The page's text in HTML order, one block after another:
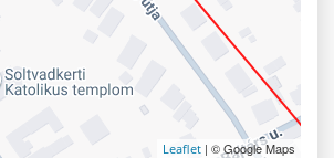
Leaflet | © Google Maps